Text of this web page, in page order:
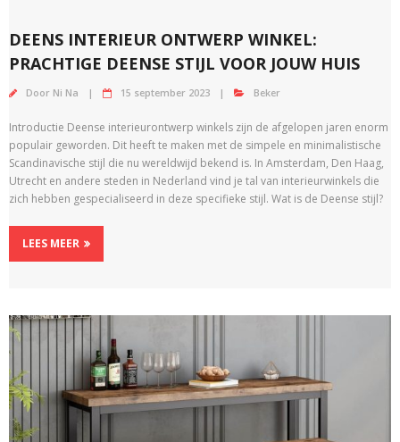
DEENS INTERIEUR ONTWERP WINKEL:
PRACHTIGE DEENSE STIJL VOOR JOUW HUIS
Door Ni Na 15 september 2023 Beker
Introductie Deense interieurontwerp winkels zijn de afgelopen jaren enorm
populair geworden. Dit heeft te maken met de simpele en minimalistische
Scandinavische stijl die nu wereldwijd bekend is. In Amsterdam, Den Haag,
Utrecht en andere steden in Nederland vind je tal van interieurwinkels die
zich hebben gespecialiseerd in deze specifieke stijl. Wat is de Deense stijl?
LEES MEER